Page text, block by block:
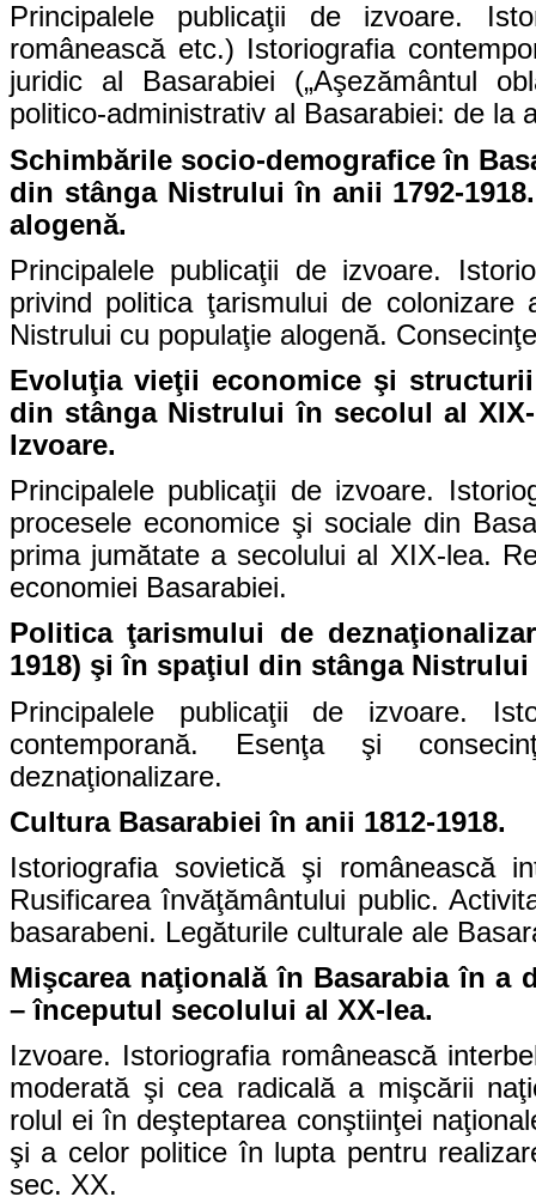
Principalele publicaţii de izvoare.
românească etc.) Istoriografia
juridic al Basarabiei („Aşezământul
politico-administrativ al Basarabiei: de la
Schimbările socio-demografice în
din stânga Nistrului în anii 1792-
alogenă.
Principalele publicaţii de izvoare.
privind politica ţarismului de
Nistrului cu populaţie alogenă.
Evoluţia vieţii economice şi
din stânga Nistrului în secolul al
Izvoare.
Principalele publicaţii de izvoare.
procesele economice şi sociale din
prima jumătate a secolului al XIX-lea.
economiei Basarabiei.
Politica ţarismului de
1918) şi în spaţiul din stânga Nistrului
Principalele publicaţii de izvoare.
contemporană. Esenţa şi
deznaţionalizare.
Cultura Basarabiei în anii 1812-1918.
Istoriografia sovietică şi românească
Rusificarea învăţământului public.
basarabeni. Legăturile culturale ale
Mişcarea naţională în Basarabia în a
– începutul secolului al XX-lea.
Izvoare. Istoriografia românească
moderată şi cea radicală a mişcării
rolul ei în deşteptarea conştiinţei
şi a celor politice în lupta pentru
sec. XX.